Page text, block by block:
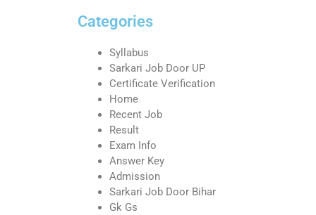
Categories
Syllabus
Sarkari Job Door UP
Certificate Verification
Home
Recent Job
Result
Exam Info
Answer Key
Admission
Sarkari Job Door Bihar
Gk Gs